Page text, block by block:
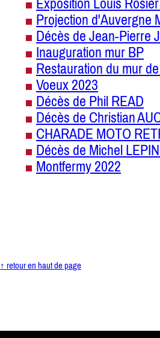
Exposition Louis
Projection d'Auvergne
Décès de Jean-Pierre
Inauguration mur BP
Restauration du mur
Voeux 2023
Décès de Phil READ
Décès de Christian
CHARADE MOTO
Décès de Michel
Montfermy 2022
↑ retour en haut de page